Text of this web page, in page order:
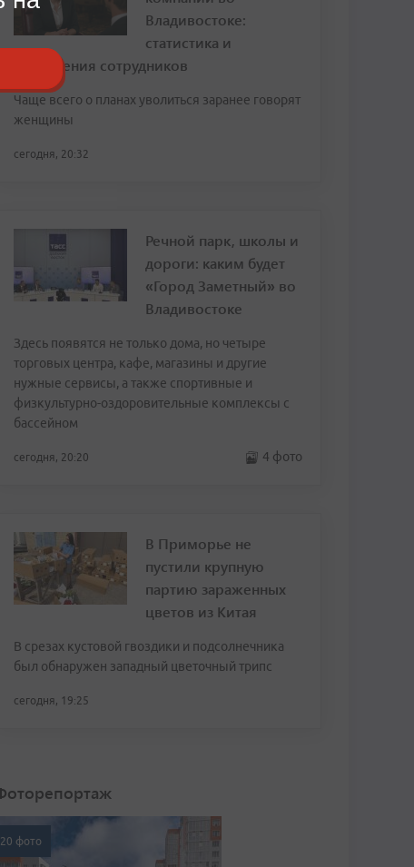
Владивостоке:
статистика и
откровения сотрудников
Чаще всего о планах уволиться заранее говорят
женщины
сегодня, 20:32
Речной парк, школы и
дороги: каким будет
«Город Заметный» во
Владивостоке
Здесь появятся не только дома, но четыре
торговых центра, кафе, магазины и другие
нужные сервисы, а также спортивные и
физкультурно-оздоровительные комплексы с
бассейном
сегодня, 20:20 4 фото
В Приморье не
пустили крупную
партию зараженных
цветов из Китая
В срезах кустовой гвоздики и подсолнечника
был обнаружен западный цветочный трипс
сегодня, 19:25
20 фото